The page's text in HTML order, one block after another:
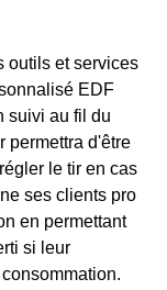
outils et services
EDF
suivi au fil du
permettra d'être
le tir en cas
ses clients pro
en permettant
si leur